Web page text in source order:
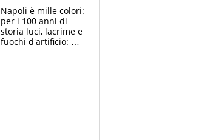
bigliettini
Napoli è mille colori:
per i 100 anni di
storia luci, lacrime e
fuochi d'artificio: De